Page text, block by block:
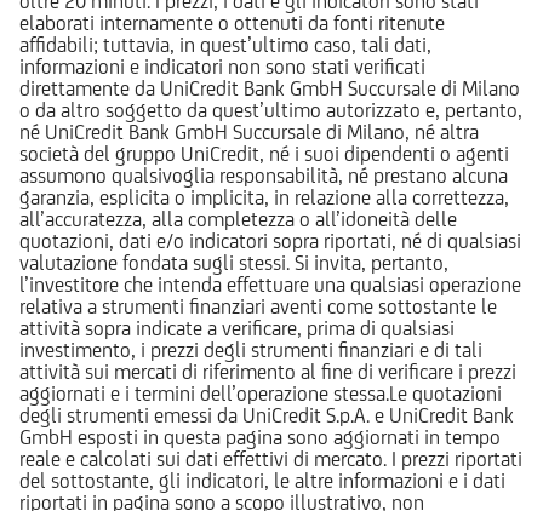
elaborati internamente o ottenuti da fonti ritenute
affidabili; tuttavia, in quest’ultimo caso, tali dati,
informazioni e indicatori non sono stati verificati
direttamente da UniCredit Bank GmbH Succursale di Milano
o da altro soggetto da quest’ultimo autorizzato e, pertanto,
né UniCredit Bank GmbH Succursale di Milano, né altra
società del gruppo UniCredit, né i suoi dipendenti o agenti
assumono qualsivoglia responsabilità, né prestano alcuna
garanzia, esplicita o implicita, in relazione alla correttezza,
all’accuratezza, alla completezza o all’idoneità delle
quotazioni, dati e/o indicatori sopra riportati, né di qualsiasi
valutazione fondata sugli stessi. Si invita, pertanto,
l’investitore che intenda effettuare una qualsiasi operazione
relativa a strumenti finanziari aventi come sottostante le
attività sopra indicate a verificare, prima di qualsiasi
investimento, i prezzi degli strumenti finanziari e di tali
attività sui mercati di riferimento al fine di verificare i prezzi
aggiornati e i termini dell’operazione stessa.Le quotazioni
degli strumenti emessi da UniCredit S.p.A. e UniCredit Bank
GmbH esposti in questa pagina sono aggiornati in tempo
reale e calcolati sui dati effettivi di mercato. I prezzi riportati
del sottostante, gli indicatori, le altre informazioni e i dati
riportati in pagina sono a scopo illustrativo, non